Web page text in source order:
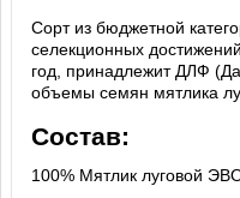
Сорт из бюджетной
селекционных
год, принадлежит ДЛФ
объемы семян мятлика
Состав:
100% Мятлик луговой